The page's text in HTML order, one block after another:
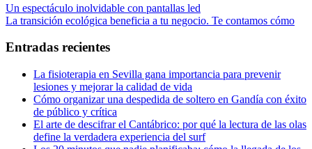
Navegación
de
entradas
Entrada
anterior:
Un espectáculo inolvidable con pantallas led
Entrada
La transición ecológica beneficia a tu negocio. Te contamos cómo
Entradas recientes
La fisioterapia en Sevilla gana importancia para prevenir
lesiones y mejorar la calidad de vida
Cómo organizar una despedida de soltero en Gandía con éxito
de público y crítica
El arte de descifrar el Cantábrico: por qué la lectura de las olas
define la verdadera experiencia del surf